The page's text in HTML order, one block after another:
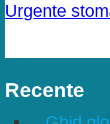
Urgente
Recente